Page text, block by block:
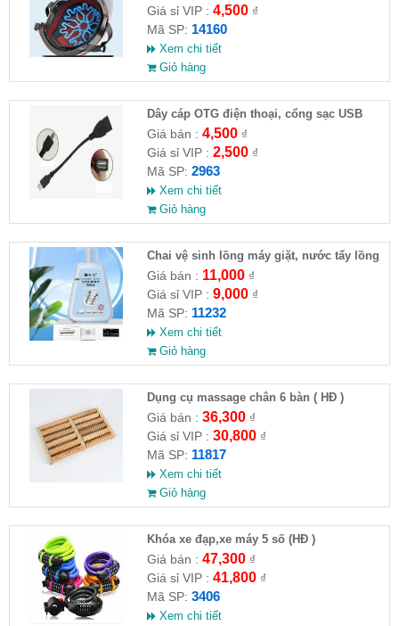
Giá sỉ VIP : 4,500₫
Mã SP: 14160
Xem chi tiết
Giỏ hàng
Dây cáp OTG điện thoại, cổng sạc USB
Giá bán : 4,500₫
Giá sỉ VIP : 2,500₫
Mã SP: 2963
Xem chi tiết
Giỏ hàng
Chai vệ sinh lồng máy giặt, nước tẩy lồng
máy giặt CLEANING FLUID
Giá bán : 11,000₫
Giá sỉ VIP : 9,000₫
Mã SP: 11232
Xem chi tiết
Giỏ hàng
Dụng cụ massage chân 6 bàn ( HĐ )
Giá bán : 36,300₫
Giá sỉ VIP : 30,800₫
Mã SP: 11817
Xem chi tiết
Giỏ hàng
Khóa xe đạp,xe máy 5 số (HĐ )
Giá bán : 47,300₫
Giá sỉ VIP : 41,800₫
Mã SP: 3406
Xem chi tiết